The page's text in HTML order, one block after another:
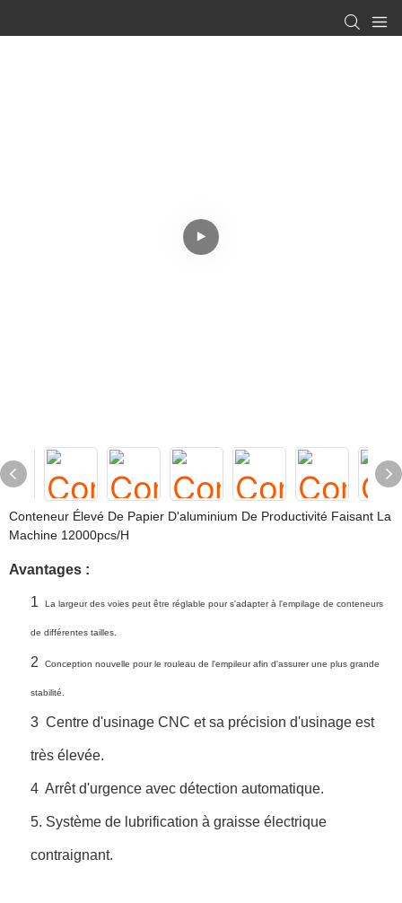
Conteneur Élevé De Papier D'aluminium De Productivité Faisant La
Machine 12000pcs/h
Avantages :
1 La largeur des voies peut être réglable pour s'adapter à l'empilage de conteneurs
de différentes tailles.
2 Conception nouvelle pour le rouleau de l'empileur afin d'assurer une plus grande
stabilité.
3 Centre d'usinage CNC et sa précision d'usinage est
très élevée.
4 Arrêt d'urgence avec détection automatique.
5. Système de lubrification à graisse électrique
contraignant.